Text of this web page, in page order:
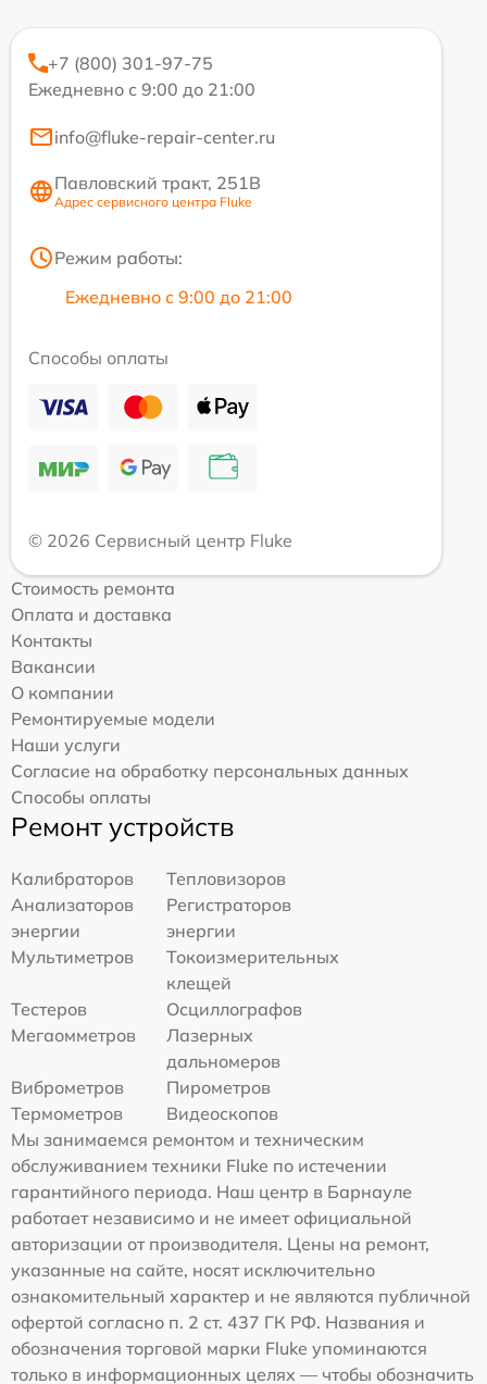
+7 (800) 301-97-75
Ежедневно с 9:00 до 21:00
info@fluke-repair-center.ru
Павловский тракт, 251В
Адрес сервисного центра Fluke
Режим работы:
Ежедневно с 9:00 до 21:00
Способы оплаты
© 2026 Сервисный центр Fluke
Стоимость ремонта
Оплата и доставка
Контакты
Вакансии
О компании
Ремонтируемые модели
Наши услуги
Согласие на обработку персональных данных
Способы оплаты
Ремонт устройств
Калибраторов
Тепловизоров
Анализаторов
энергии
Регистраторов
энергии
Мультиметров
Токоизмерительных
клещей
Тестеров
Осциллографов
Мегаомметров
Лазерных
дальномеров
Виброметров
Пирометров
Термометров
Видеоскопов
Мы занимаемся ремонтом и техническим
обслуживанием техники Fluke по истечении
гарантийного периода. Наш центр в Барнауле
работает независимо и не имеет официальной
авторизации от производителя. Цены на ремонт,
указанные на сайте, носят исключительно
ознакомительный характер и не являются публичной
офертой согласно п. 2 ст. 437 ГК РФ. Названия и
обозначения торговой марки Fluke упоминаются
только в информационных целях — чтобы обозначить